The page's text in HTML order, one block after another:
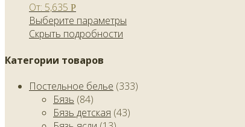
От: 5,635 Р
Выберите параметры
Скрыть подробности
Категории товаров
Постельное белье (333)
Бязь (84)
Бязь детская (43)